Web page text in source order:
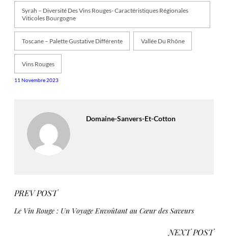
Syrah – Diversité Des Vins Rouges- Caractéristiques Régionales
Viticoles Bourgogne
Toscane – Palette Gustative Différente Vallée Du Rhône
Vins Rouges
11 Novembre 2023
Domaine-Sanvers-Et-Cotton
PREV POST
Le Vin Rouge : Un Voyage Envoûtant au Cœur des Saveurs
NEXT POST